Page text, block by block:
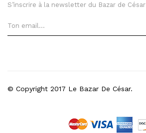
S’inscrire à la newsletter du Bazar de César
© Copyright 2017 Le Bazar De César.